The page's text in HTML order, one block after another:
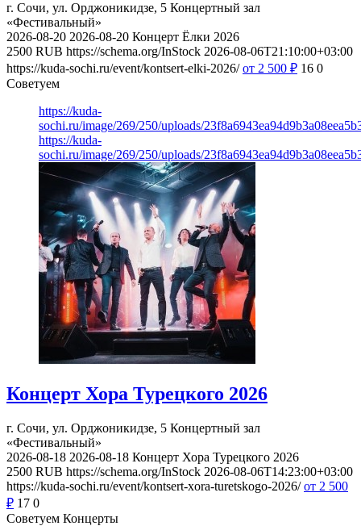
г. Сочи, ул. Орджоникидзе, 5 Концертный зал
«Фестивальный»
2026-08-20 2026-08-20 Концерт Ёлки 2026
2500 RUB https://schema.org/InStock 2026-08-06T21:10:00+03:00
https://kuda-sochi.ru/event/kontsert-elki-2026/ от 2 500 ₽ 16 0
Советуем
https://kuda-
sochi.ru/image/269/250/uploads/
https://kuda-
sochi.ru/image/269/250/uploads/
Концерт Хора Турецкого 2026
г. Сочи, ул. Орджоникидзе, 5 Концертный зал
«Фестивальный»
2026-08-18 2026-08-18 Концерт Хора Турецкого 2026
2500 RUB https://schema.org/InStock 2026-08-06T14:23:00+03:00
https://kuda-sochi.ru/event/kontsert-xora-turetskogo-2026/ от 2 500
₽ 17 0
Советуем Концерты